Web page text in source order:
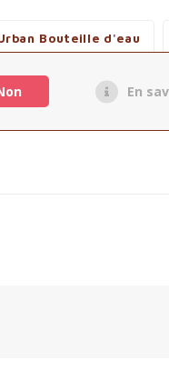
Bouteille d'eau
460 ml
le produit
En